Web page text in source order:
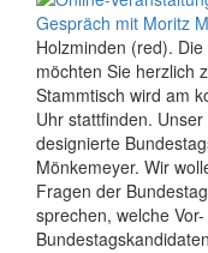
Holzminden (red).
möchten Sie herzlich
Stammtisch wird am
Uhr stattfinden.
designierte
Mönkemeyer. Wir
Fragen der
sprechen, welche